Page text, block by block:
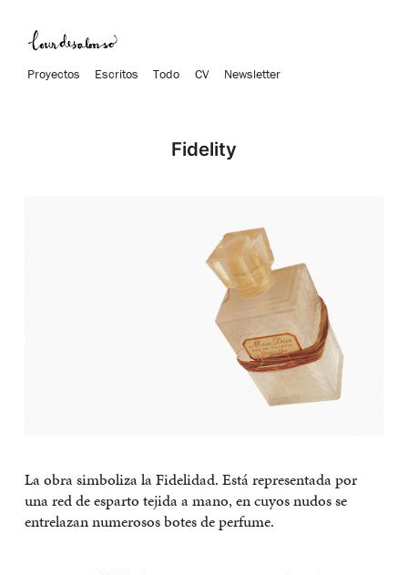
Proyectos Escritos Todo CV Newsletter
Fidelity
La obra simboliza la Fidelidad. Está representada por
una red de esparto tejida a mano, en cuyos nudos se
entrelazan numerosos botes de perfume.